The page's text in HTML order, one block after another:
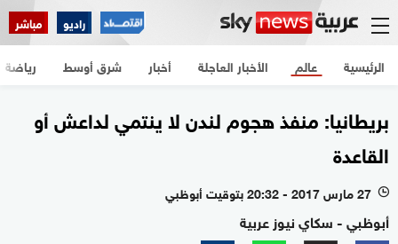
راديو مباشر
الرئيسية الأخبار العاجلة أخبار شرق أوسط عالم رياضة
بريطانيا: منفذ هجوم لندن لا ينتمي لداعش أو
القاعدة
l 27 مارس 2017 - 20:32 بتوقيت أبوظبي
أبوظبي - سكاي نيوز عربية